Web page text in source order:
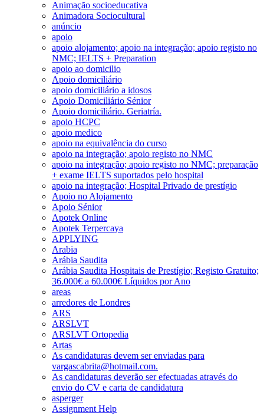
Animação socioeducativa
Animadora Sociocultural
anúncio
apoio
apoio alojamento; apoio na integração; apoio registo no
NMC; IELTS + Preparation
apoio ao domicilio
Apoio domiciliário
apoio domiciliário a idosos
Apoio Domiciliário Sénior
Apoio domiciliário. Geriatría.
apoio HCPC
apoio medico
apoio na equivalência do curso
apoio na integração; apoio registo no NMC
apoio na integração; apoio registo no NMC; preparação
+ exame IELTS suportados pelo hospital
apoio na integração; Hospital Privado de prestígio
Apoio no Alojamento
Apoio Sénior
Apotek Online
Apotek Terpercaya
APPLYING
Arabia
Arábia Saudita
Arábia Saudita Hospitais de Prestígio; Registo Gratuito;
36.000€ a 60.000€ Líquidos por Ano
areas
arredores de Londres
ARS
ARSLVT
ARSLVT Ortopedia
Artas
As candidaturas devem ser enviadas para
vargascabrita@hotmail.com.
As candidaturas deverão ser efectuadas através do
envio do CV e carta de candidatura
asperger
Assignment Help